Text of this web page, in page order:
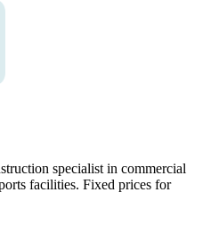
specialist in commercial
facilities. Fixed prices for